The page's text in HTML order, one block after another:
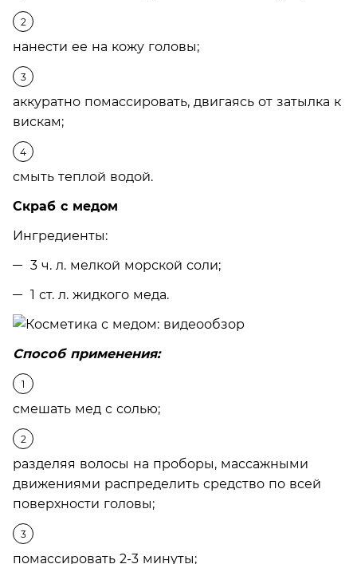
нанести ее на кожу головы;
аккуратно помассировать, двигаясь от затылка к
вискам;
смыть теплой водой.
Скраб с медом
Ингредиенты:
3 ч. л. мелкой морской соли;
1 ст. л. жидкого меда.
Способ применения:
смешать мед с солью;
разделяя волосы на проборы, массажными
движениями распределить средство по всей
поверхности головы;
помассировать 2-3 минуты;